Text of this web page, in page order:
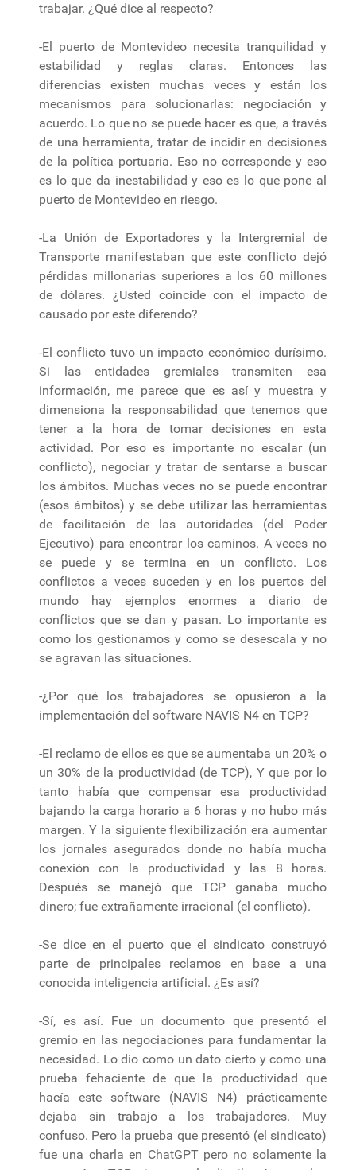
trabajar. ¿Qué dice al respecto?
-El puerto de Montevideo necesita tranquilidad y
estabilidad y reglas claras. Entonces las
diferencias existen muchas veces y están los
mecanismos para solucionarlas: negociación y
acuerdo. Lo que no se puede hacer es que, a través
de una herramienta, tratar de incidir en decisiones
de la política portuaria. Eso no corresponde y eso
es lo que da inestabilidad y eso es lo que pone al
puerto de Montevideo en riesgo.
-La Unión de Exportadores y la Intergremial de
Transporte manifestaban que este conflicto dejó
pérdidas millonarias superiores a los 60 millones
de dólares. ¿Usted coincide con el impacto de
causado por este diferendo?
-El conflicto tuvo un impacto económico durísimo.
Si las entidades gremiales transmiten esa
información, me parece que es así y muestra y
dimensiona la responsabilidad que tenemos que
tener a la hora de tomar decisiones en esta
actividad. Por eso es importante no escalar (un
conflicto), negociar y tratar de sentarse a buscar
los ámbitos. Muchas veces no se puede encontrar
(esos ámbitos) y se debe utilizar las herramientas
de facilitación de las autoridades (del Poder
Ejecutivo) para encontrar los caminos. A veces no
se puede y se termina en un conflicto. Los
conflictos a veces suceden y en los puertos del
mundo hay ejemplos enormes a diario de
conflictos que se dan y pasan. Lo importante es
como los gestionamos y como se desescala y no
se agravan las situaciones.
-¿Por qué los trabajadores se opusieron a la
implementación del software NAVIS N4 en TCP?
-El reclamo de ellos es que se aumentaba un 20% o
un 30% de la productividad (de TCP), Y que por lo
tanto había que compensar esa productividad
bajando la carga horario a 6 horas y no hubo más
margen. Y la siguiente flexibilización era aumentar
los jornales asegurados donde no había mucha
conexión con la productividad y las 8 horas.
Después se manejó que TCP ganaba mucho
dinero; fue extrañamente irracional (el conflicto).
-Se dice en el puerto que el sindicato construyó
parte de principales reclamos en base a una
conocida inteligencia artificial. ¿Es así?
-Sí, es así. Fue un documento que presentó el
gremio en las negociaciones para fundamentar la
necesidad. Lo dio como un dato cierto y como una
prueba fehaciente de que la productividad que
hacía este software (NAVIS N4) prácticamente
dejaba sin trabajo a los trabajadores. Muy
confuso. Pero la prueba que presentó (el sindicato)
fue una charla en ChatGPT pero no solamente la